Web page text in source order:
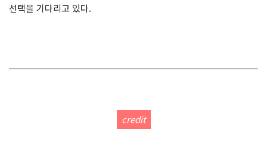
선택을 기다리고 있다.
credit